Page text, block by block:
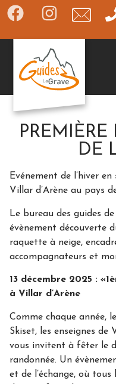
PREMIÈRE
DE
Evénement de l’hiver
Villar d’Arène au pays
Le bureau des guides
évènement découverte
raquette à neige,
accompagnateurs et
13 décembre 2025 :
à Villar d’Arène
Comme chaque année,
Skiset, les enseignes de
vous invitent à fêter le
randonnée. Un
et de l’échange, où